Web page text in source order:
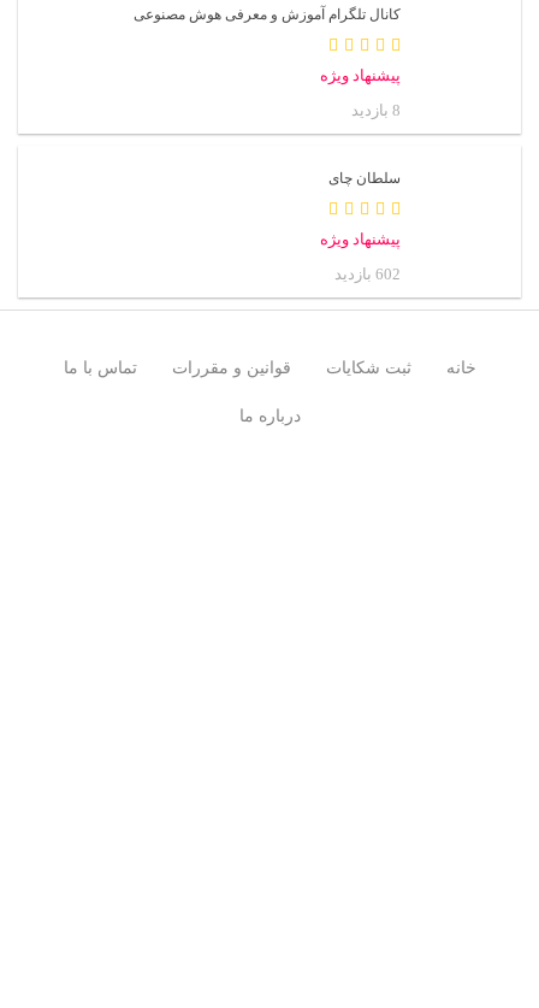
کانال تلگرام آموزش و معرفی هوش مصنوعی
پیشنهاد ویژه
8 بازدید
سلطان چای
پیشنهاد ویژه
602 بازدید
خانه ثبت شکایات قوانین و مقررات تماس با ما
درباره ما